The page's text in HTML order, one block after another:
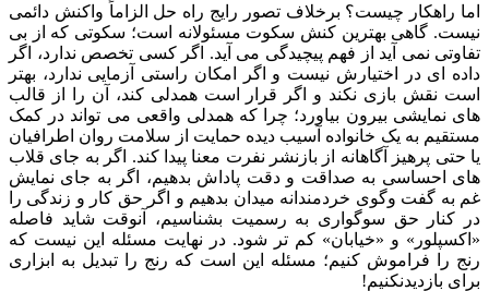
اما راهکار چیست؟ برخلاف تصور رایج راه حل الزاماً واکنش دائمی
نیست. گاهی بهترین کنش سکوت مسئولانه است؛ سکوتی که از بی
تفاوتی نمی آید از فهم پیچیدگی می آید. اگر کسی تخصص ندارد، اگر
داده ای در اختیارش نیست و اگر امکان راستی آزمایی ندارد، بهتر
است نقش بازی نکند و اگر قرار است همدلی کند، آن را از قالب
های نمایشی بیرون بیاورد؛ چرا که همدلی واقعی می تواند در کمک
مستقیم به یک خانواده آسیب دیده حمایت از سلامت روان اطرافیان
یا حتی پرهیز آگاهانه از بازنشر نفرت معنا پیدا کند. اگر به جای قلاب
های احساسی به صداقت و دقت پاداش بدهیم، اگر به جای نمایش
غم به گفت وگوی خردمندانه میدان بدهیم و اگر حق کار و زندگی را
در کنار حق سوگواری به رسمیت بشناسیم، آنوقت شاید فاصله
«اکسپلور» و «خیابان» کم تر شود. در نهایت مسئله این نیست که
رنج را فراموش کنیم؛ مسئله این است که رنج را تبدیل به ابزاری
برای بازدیدنکنیم!